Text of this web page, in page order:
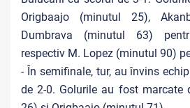
Origbaajo (minutul 25),
Dumbrava (minutul 63)
respectiv M. Lopez (minutul 90)
- În semifinale, tur, au învins
de 2-0. Golurile au fost marcate